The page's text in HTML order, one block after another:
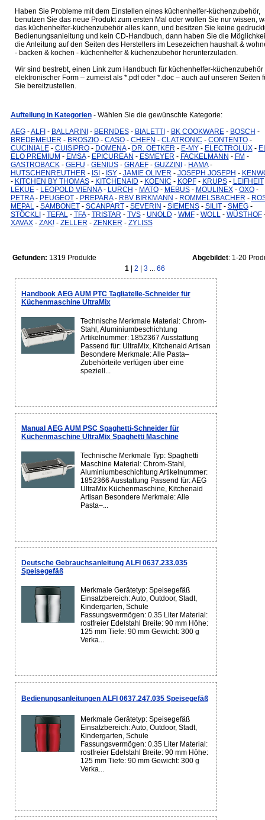
Haben Sie Probleme mit dem Einstellen eines küchenhelfer-küchenzubehör,
benutzen Sie das neue Produkt zum ersten Mal oder wollen Sie nur wissen,
das küchenhelfer-küchenzubehör alles kann, und besitzen Sie keine
Bedienungsanleitung und kein CD-Handbuch, dann haben Sie die
die Anleitung auf den Seiten des Herstellers im Lesezeichen haushalt &
- backen & kochen - küchenhelfer & küchenzubehör herunterzuladen.
Wir sind bestrebt, einen Link zum Handbuch für küchenhelfer-küchenzubehör
elektronischer Form – zumeist als *.pdf oder *.doc – auch auf unseren Seiten
Sie bereitzustellen.
Aufteilung in Kategorien - Wählen Sie die gewünschte Kategorie:
AEG-ALFI - BALLARINI - BERNDES- BIALETTI - BK COOKWARE- BOSCH -
BREDEMEIJER - BROSZIO- CASO- CHEFN - CLATRONIC - CONTENTO-
CUCINIALE- CUISIPRO- DOMENA- DR. OETKER - E-MY- ELECTROLUX-
ELO PREMIUM - EMSA- EPICUREAN - ESMEYER - FACKELMANN - FM -
GASTROBACK- GEFU - GENIUS- GRAEF- GUZZINI - HAMA-
HUTSCHENREUTHER - ISI - ISY- JAMIE OLIVER - JOSEPH JOSEPH -
- KITCHEN BY THOMAS- KITCHENAID - KOENIC - KOPF- KRUPS- LEIFHEIT
LEKUE- LEOPOLD VIENNA- LURCH - MATO- MEBUS- MOULINEX- OXO-
PETRA- PEUGEOT- PREPARA- RBV BIRKMANN - ROMMELSBACHER -
MEPAL- SAMBONET- SCANPART- SEVERIN - SIEMENS- SILIT- SMEG-
STÖCKLI - TEFAL- TFA- TRISTAR - TVS- UNOLD - WMF- WOLL- WÜSTHOF
XAVAX- ZAK!- ZELLER - ZENKER - ZYLISS
Gefunden: 1319 Produkte Abgebildet: 1-20
1
2 3... 66
Handbook AEG AUM PTC Tagliatelle-Schneider für
Küchenmaschine UltraMix
Technische Merkmale Material: Chrom-
Stahl, Aluminiumbeschichtung
Artikelnummer: 1852367 Ausstattung
Passend für: UltraMix, Kitchenaid Artisan
Besondere Merkmale: Alle Pasta–
Zubehörteile verfügen über eine
speziell...
Manual AEG AUM PSC Spaghetti-Schneider für
Küchenmaschine UltraMix Spaghetti Maschine
Technische Merkmale Typ: Spaghetti
Maschine Material: Chrom-Stahl,
Aluminiumbeschichtung Artikelnummer:
1852366 Ausstattung Passend für: AEG
UltraMix Küchenmaschine, Kitchenaid
Artisan Besondere Merkmale: Alle
Pasta–...
Deutsche Gebrauchsanleitung ALFI 0637.233.035
Speisegefäß
Merkmale Gerätetyp: Speisegefäß
Einsatzbereich: Auto, Outdoor, Stadt,
Kindergarten, Schule
Fassungsvermögen: 0.35 Liter Material:
rostfreier Edelstahl Breite: 90 mm Höhe:
125 mm Tiefe: 90 mm Gewicht: 300 g
Verka...
Bedienungsanleitungen ALFI 0637.247.035 Speisegefäß
Merkmale Gerätetyp: Speisegefäß
Einsatzbereich: Auto, Outdoor, Stadt,
Kindergarten, Schule
Fassungsvermögen: 0.35 Liter Material:
rostfreier Edelstahl Breite: 90 mm Höhe:
125 mm Tiefe: 90 mm Gewicht: 300 g
Verka...